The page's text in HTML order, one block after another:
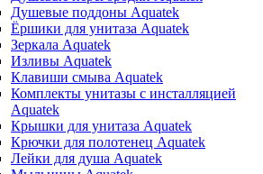
Душевые поддоны Aquatek
Ёршики для унитаза Aquatek
Зеркала Aquatek
Изливы Aquatek
Клавиши смыва Aquatek
Комплекты унитазы с инсталляцией
Aquatek
Крышки для унитаза Aquatek
Крючки для полотенец Aquatek
Лейки для душа Aquatek